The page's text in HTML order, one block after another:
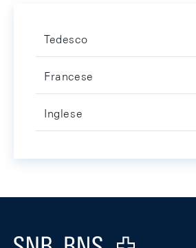
Tedesco
Francese
Inglese
Logo